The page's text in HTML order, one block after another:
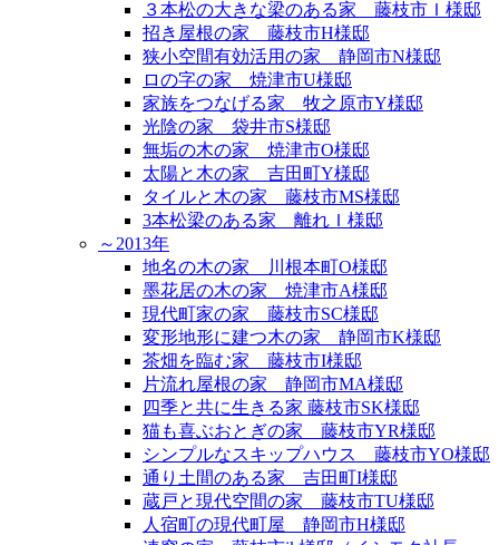
３本松の大きな梁のある家 藤枝市Ｉ様邸
招き屋根の家 藤枝市H様邸
狭小空間有効活用の家 静岡市N様邸
ロの字の家 焼津市U様邸
家族をつなげる家 牧之原市Y様邸
光陰の家 袋井市S様邸
無垢の木の家 焼津市O様邸
太陽と木の家 吉田町Y様邸
タイルと木の家 藤枝市MS様邸
3本松梁のある家 離れＩ様邸
～2013年
地名の木の家 川根本町O様邸
墨花居の木の家 焼津市A様邸
現代町家の家 藤枝市SC様邸
変形地形に建つ木の家 静岡市K様邸
茶畑を臨む家 藤枝市I様邸
片流れ屋根の家 静岡市MA様邸
四季と共に生きる家 藤枝市SK様邸
猫も喜ぶおとぎの家 藤枝市YR様邸
シンプルなスキップハウス 藤枝市YO様邸
通り土間のある家 吉田町I様邸
蔵戸と現代空間の家 藤枝市TU様邸
人宿町の現代町屋 静岡市H様邸